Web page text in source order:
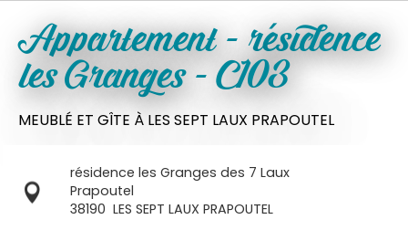
Appartement - résidence
les Granges - C103
MEUBLÉ ET GÎTE À LES SEPT LAUX PRAPOUTEL
résidence les Granges des 7 Laux
Prapoutel
38190 LES SEPT LAUX PRAPOUTEL